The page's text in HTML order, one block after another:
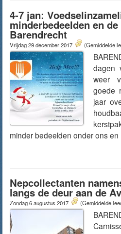
4-7 jan:
minderbedeelden en
Barendrecht
Vrijdag 29 december 2017 (Gemiddelde
dagen
weer
goede
jaar
minder bedeelden onder ons
Nepcollectanten
langs de deur aan de
Zondag 6 augustus 2017 (Gemiddelde